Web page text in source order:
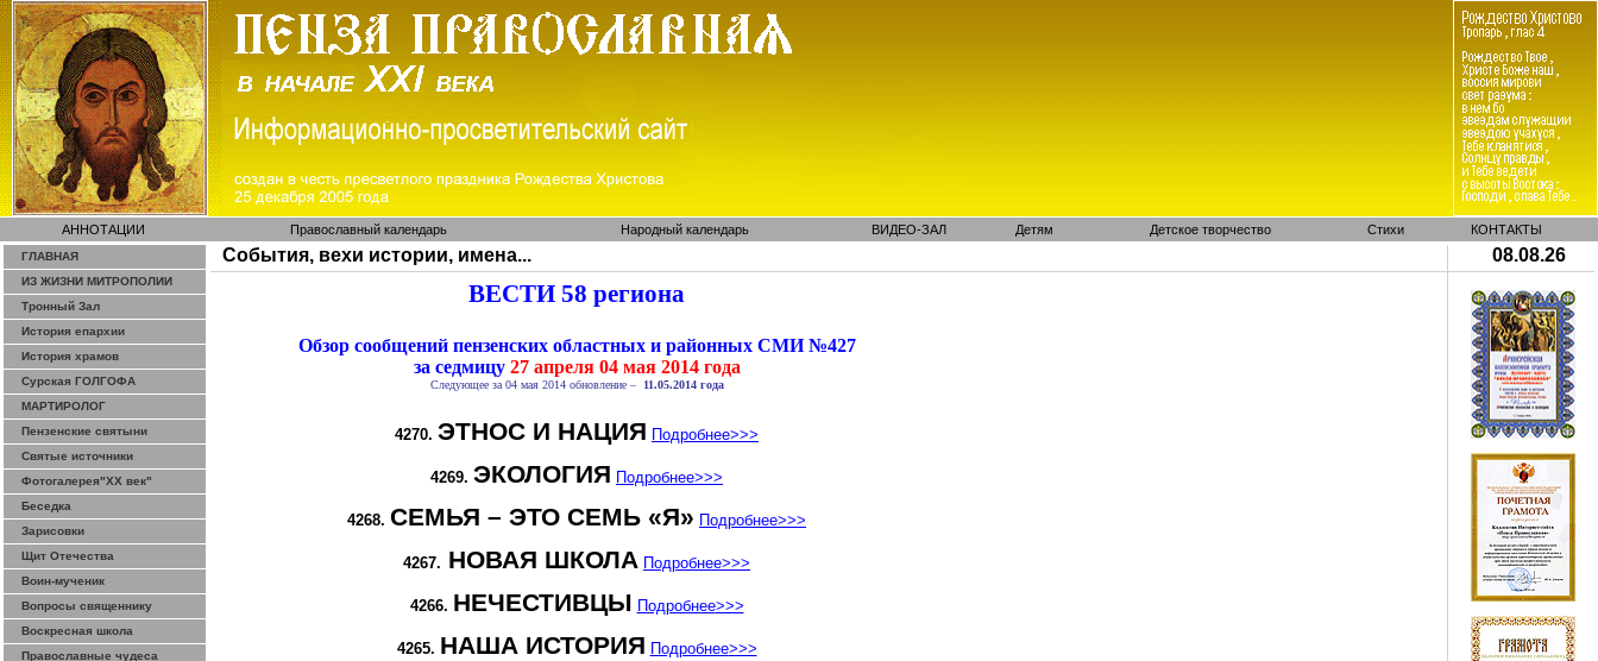
АННОТАЦИИ Православный календарь Народный календарь ВИДЕО-ЗАЛ Детям Детское творчество Стихи КОНТАКТЫ
ГЛАВНАЯ
ИЗ ЖИЗНИ МИТРОПОЛИИ
Тронный Зал
История епархии
История храмов
Сурская ГОЛГОФА
МАРТИРОЛОГ
Пензенские святыни
Святые источники
Фотогалерея"ХХ век"
Беседка
Зарисовки
Щит Отечества
Воин-мученик
Вопросы священнику
Воскресная школа
Православные чудеса
События, вехи истории, имена... 08.08.26
ВЕСТИ 58 региона
Обзор сообщений пензенских областных и районных СМИ №427
за седмицу27 апреля 04 мая 2014 года
Следующее за 04 мая 2014 обновление – 11.05.2014 года
4270. ЭТНОС И НАЦИЯ Подробнее>>>
4269. ЭКОЛОГИЯ Подробнее>>>
4268. СЕМЬЯ – ЭТО СЕМЬ «Я» Подробнее>>>
4267. НОВАЯ ШКОЛА Подробнее>>>
4266. НЕЧЕСТИВЦЫ Подробнее>>>
4265. НАША ИСТОРИЯ Подробнее>>>